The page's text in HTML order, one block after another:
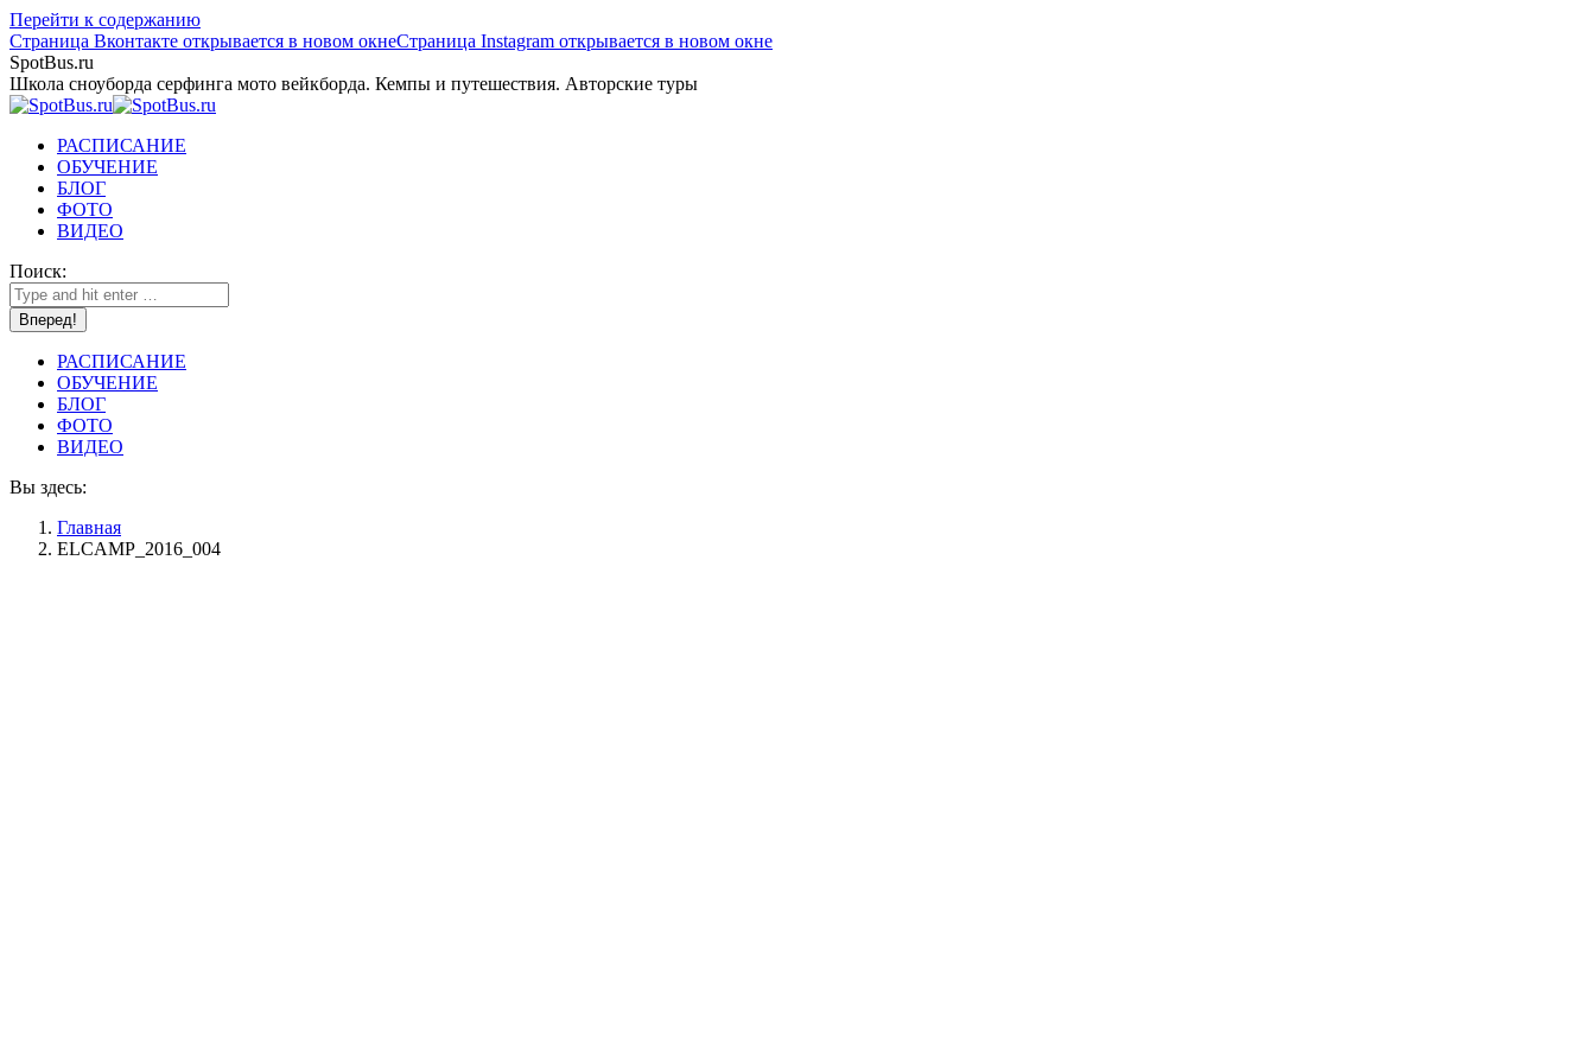
Перейти к содержанию
Страница Вконтакте открывается в новом окнеСтраница Instagram открывается в новом окне
SpotBus.ru
Школа сноуборда серфинга мото вейкборда. Кемпы и путешествия. Авторские туры
РАСПИСАНИЕ
ОБУЧЕНИЕ
БЛОГ
ФОТО
ВИДЕО
Поиск:
РАСПИСАНИЕ
ОБУЧЕНИЕ
БЛОГ
ФОТО
ВИДЕО
Вы здесь:
Главная
ELCAMP_2016_004